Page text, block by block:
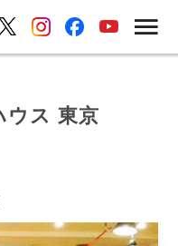
ウス 東京